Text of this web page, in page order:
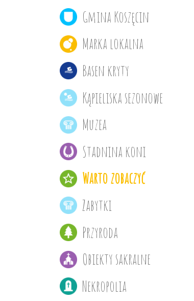
Gmina Koszęcin
Marka lokalna
Basen kryty
Kąpieliska sezonowe
Muzea
Stadnina koni
Warto zobaczyć
Zabytki
Przyroda
Obiekty sakralne
Nekropolia